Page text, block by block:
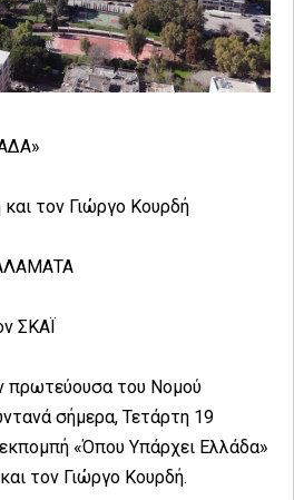
τον Γιώργο Κουρδή
ΣΚΑΪ
πρωτεύουσα του Νομού
σήμερα, Τετάρτη 19
«Όπου Υπάρχει Ελλάδα»
τον Γιώργο Κουρδή.